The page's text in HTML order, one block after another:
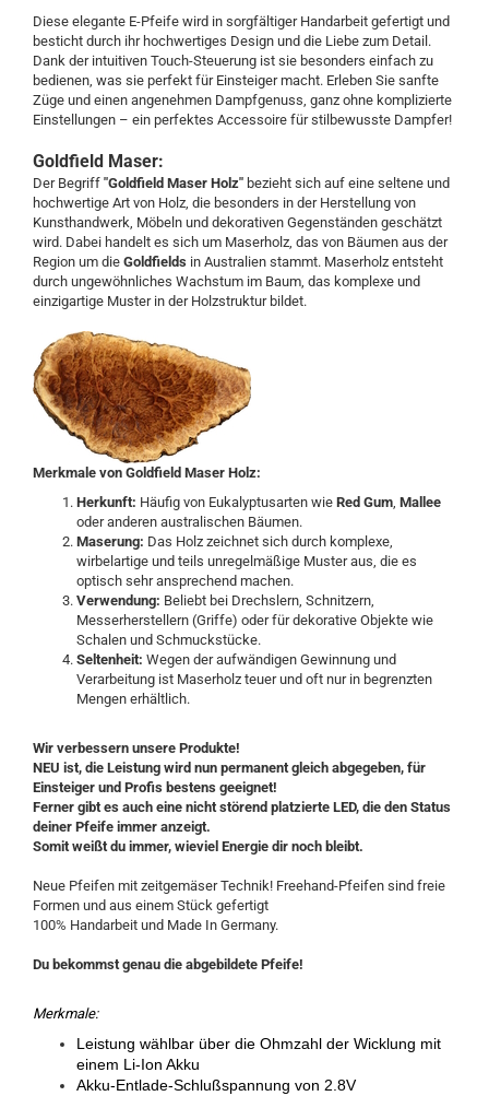
Diese elegante E-Pfeife wird in sorgfältiger Handarbeit gefertigt und
besticht durch ihr hochwertiges Design und die Liebe zum Detail.
Dank der intuitiven Touch-Steuerung ist sie besonders einfach zu
bedienen, was sie perfekt für Einsteiger macht. Erleben Sie sanfte
Züge und einen angenehmen Dampfgenuss, ganz ohne komplizierte
Einstellungen – ein perfektes Accessoire für stilbewusste Dampfer!
Goldfield Maser:
Der Begriff "Goldfield Maser Holz" bezieht sich auf eine seltene und
hochwertige Art von Holz, die besonders in der Herstellung von
Kunsthandwerk, Möbeln und dekorativen Gegenständen geschätzt
wird. Dabei handelt es sich um Maserholz, das von Bäumen aus der
Region um die Goldfields in Australien stammt. Maserholz entsteht
durch ungewöhnliches Wachstum im Baum, das komplexe und
einzigartige Muster in der Holzstruktur bildet.
Merkmale von Goldfield Maser Holz:
Herkunft: Häufig von Eukalyptusarten wie Red Gum, Mallee
oder anderen australischen Bäumen.
Maserung: Das Holz zeichnet sich durch komplexe,
wirbelartige und teils unregelmäßige Muster aus, die es
optisch sehr ansprechend machen.
Verwendung: Beliebt bei Drechslern, Schnitzern,
Messerherstellern (Griffe) oder für dekorative Objekte wie
Schalen und Schmuckstücke.
Seltenheit: Wegen der aufwändigen Gewinnung und
Verarbeitung ist Maserholz teuer und oft nur in begrenzten
Mengen erhältlich.
Wir verbessern unsere Produkte!
NEU ist, die Leistung wird nun permanent gleich abgegeben, für
Einsteiger und Profis bestens geeignet!
Ferner gibt es auch eine nicht störend platzierte LED, die den Status
deiner Pfeife immer anzeigt.
Somit weißt du immer, wieviel Energie dir noch bleibt.
Neue Pfeifen mit zeitgemäser Technik! Freehand-Pfeifen sind freie
Formen und aus einem Stück gefertigt
100% Handarbeit und Made In Germany.
Du bekommst genau die abgebildete Pfeife!
Merkmale:
Leistung wählbar über die Ohmzahl der Wicklung mit
einem Li-Ion Akku
Akku-Entlade-Schlußspannung von 2.8V